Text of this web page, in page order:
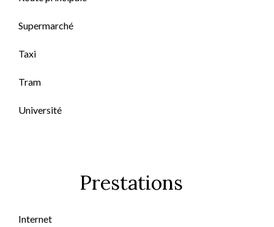
Supermarché
Taxi
Tram
Université
Prestations
Internet